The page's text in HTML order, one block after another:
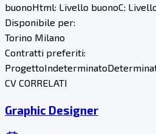
buonoHtml: Livello buonoC:
Disponibile per:
Torino Milano
Contratti preferiti:
CV CORRELATI
Graphic Designer